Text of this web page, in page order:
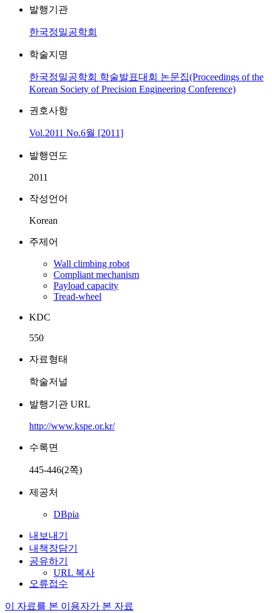
발행기관
한국정밀공학회
학술지명
한국정밀공학회 학술발표대회 논문집(Proceedings of the
Korean Society of Precision Engineering Conference)
권호사항
Vol.2011 No.6월 [2011]
발행연도
2011
작성언어
Korean
주제어
Wall climbing robot
Compliant mechanism
Payload capacity
Tread-wheel
KDC
550
자료형태
학술저널
발행기관 URL
http://www.kspe.or.kr/
수록면
445-446(2쪽)
제공처
DBpia
내보내기
내책장담기
공유하기
URL 복사
오류접수
이 자료를 본 이용자가 본 자료